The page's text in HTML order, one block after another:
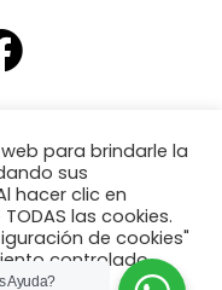
para brindarle la
sus
hacer clic en
las cookies.
de cookies"
controlado.
Ayuda?